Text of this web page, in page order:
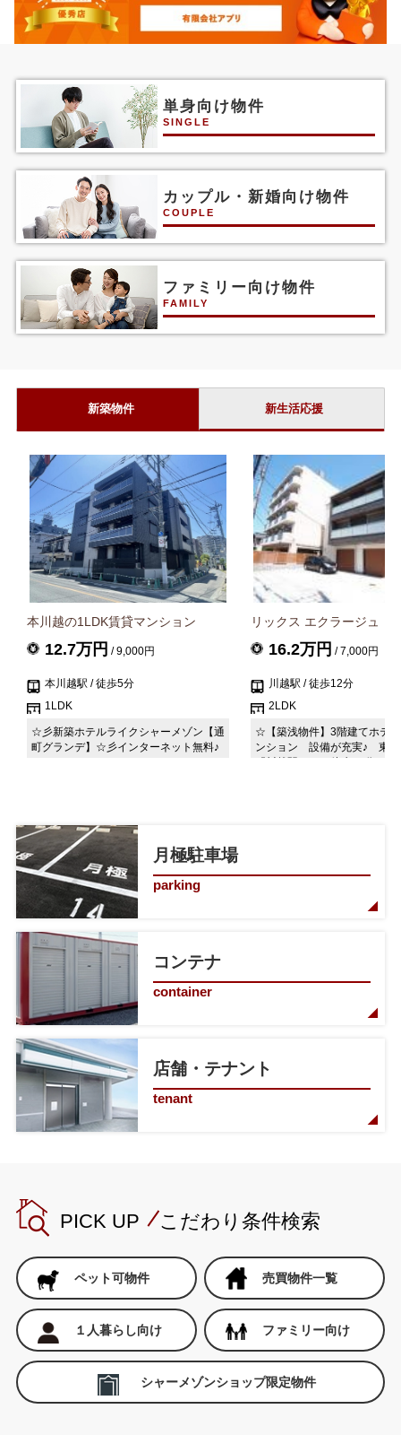
単身向け物件
SINGLE
カップル・新婚向け物件
COUPLE
ファミリー向け物件
FAMILY
新築物件 新生活応援
本川越の1LDK賃貸マンション
12.7万円 / 9,000円
本川越駅 / 徒歩5分
1LDK
☆彡新築ホテルライクシャーメゾン【通
町グランデ】☆彡インターネット無料♪
リックス エクラージュ
16.2万円 / 7,000円
川越駅 / 徒歩12分
2LDK
☆【築浅物件】3階建てホテ
ンション 設備が充実♪ 東武
月極駐車場
parking
コンテナ
container
店舗・テナント
tenant
PICK UP こだわり条件検索
ペット可物件 売買物件一覧
１人暮らし向け ファミリー向け
シャーメゾンショップ限定物件